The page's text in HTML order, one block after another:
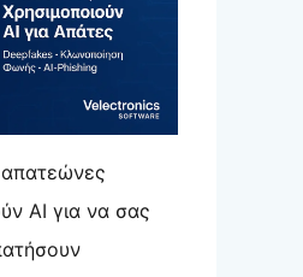
AI για να σας